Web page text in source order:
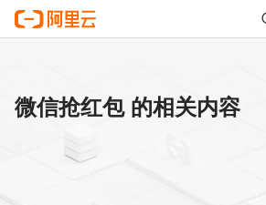
微信抢红包 的相关内容